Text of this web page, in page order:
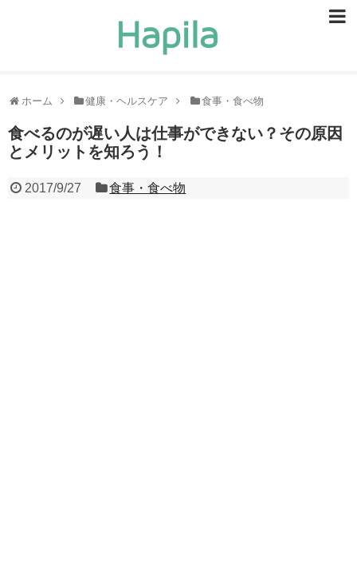
ホーム 健康・ヘルスケア 食事・食べ物
食べるのが遅い人は仕事ができない？その原因
とメリットを知ろう！
2017/9/27 食事・食べ物
ヘルスケア
食事・食べ物